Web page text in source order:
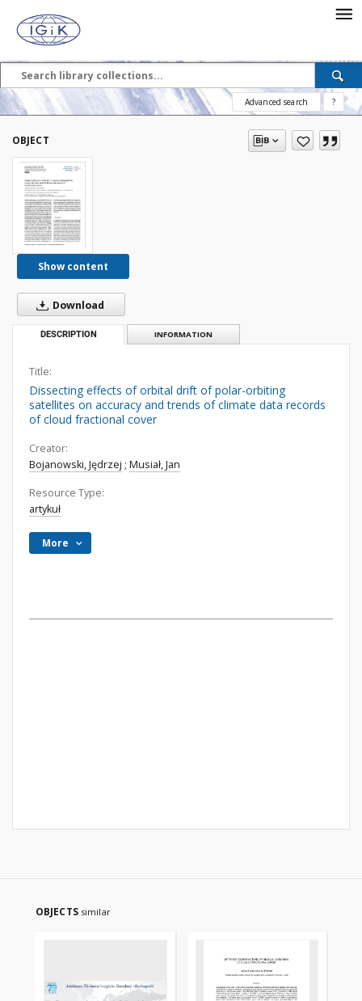
Advanced search ?
OBJECT
Show content
Download
DESCRIPTION INFORMATION
Title:
Dissecting effects of orbital drift of polar-orbiting
satellites on accuracy and trends of climate data records
of cloud fractional cover
Creator:
Bojanowski, Jędrzej ; Musiał, Jan
Resource Type:
artykuł
More
OBJECTS similar